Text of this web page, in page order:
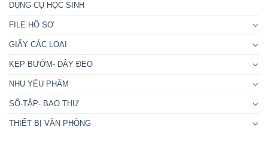
DỤNG CỤ HỌC SINH
FILE HỒ SƠ
GIẤY CÁC LOẠI
KẸP BƯỚM- DÂY ĐEO
NHU YẾU PHẨM
SỐ-TẬP- BAO THƯ
THIẾT BỊ VĂN PHÒNG